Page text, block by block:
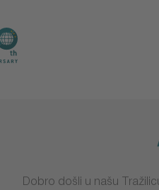
Dobro došli u našu